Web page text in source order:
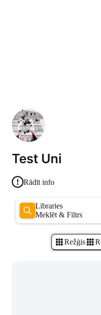
Test Uni
Rādīt info
Libraries
Meklēt & Filtrs
Režģis